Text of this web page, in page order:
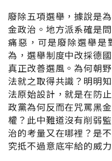
廢除五項選舉，據說是
金政治。地方派系確是
痛惡，可是廢除選舉是
為，選舉制度中改採德
真正改善選風。為何朝
法就之取得共識？明明
法原始設計，就是在防
政黨為何反而在咒罵黑
權？此中難道沒有削弱
治的考量又在哪裡？是
究抵不過意底牢給的威